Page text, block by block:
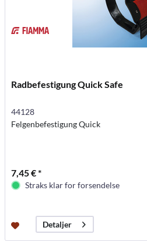
Radbefestigung Quick Safe
44128
Felgenbefestigung Quick
7,45 € *
Straks klar for forsendelse
Detaljer